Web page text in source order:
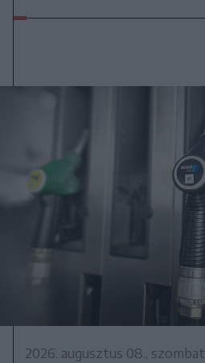
2026. augusztus 08., szombat